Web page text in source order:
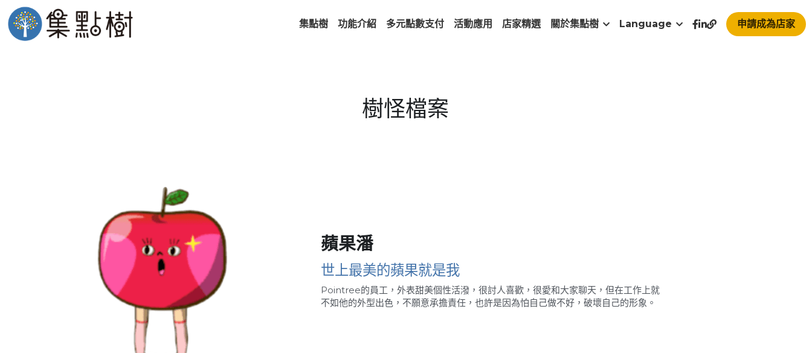
集點樹 功能介紹 多元點數支付 活動應用 店家精選 關於集點樹 Language 申請成為店家
樹怪檔案
蘋果潘
世上最美的蘋果就是我
Pointree的員工，外表甜美個性活潑，很討人喜歡，很愛和大家聊天，但在工作上就
不如他的外型出色，不願意承擔責任，也許是因為怕自己做不好，破壞自己的形象。